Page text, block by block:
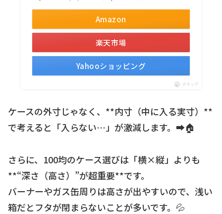
Amazon
楽天市場
Yahooショッピング
ポチップ
ケースの外寸じゃなく、**内寸（中に入る実寸）**
で考えると「入らない…」が激減します。➡️🏠
さらに、100均のケース選びは「横×縦」よりも
**“深さ（高さ）”が超重要**です。
バーナーやガス缶周りは高さが出やすいので、浅い
箱だとフタが閉まらないことが多いです。💦